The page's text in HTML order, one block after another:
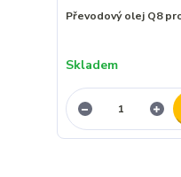
Převodový olej Q8
Skladem